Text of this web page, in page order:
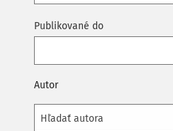
Publikované do
Autor